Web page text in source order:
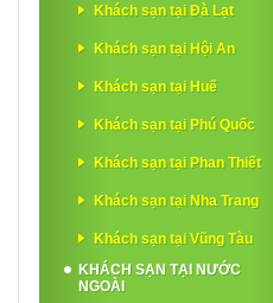
Khách sạn tại Đà Lạt
Khách sạn tại Hội An
Khách sạn tại Huế
Khách sạn tại Phú Quốc
Khách sạn tại Phan Thiết
Khách sạn tại Nha Trang
Khách sạn tại Vũng Tàu
KHÁCH SẠN TẠI NƯỚC
NGOÀI